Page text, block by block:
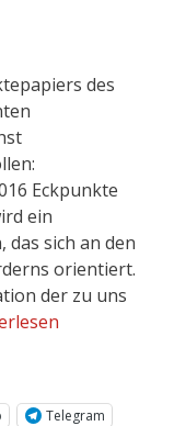
des
Eckpunkte
ein
das sich an den
orientiert.
der zu uns
Telegram